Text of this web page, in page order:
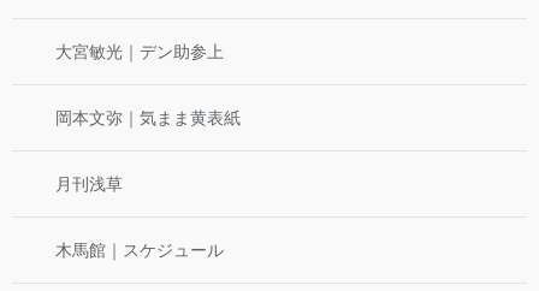
大宮敏光｜デン助参上
岡本文弥｜気まま黄表紙
月刊浅草
木馬館｜スケジュール